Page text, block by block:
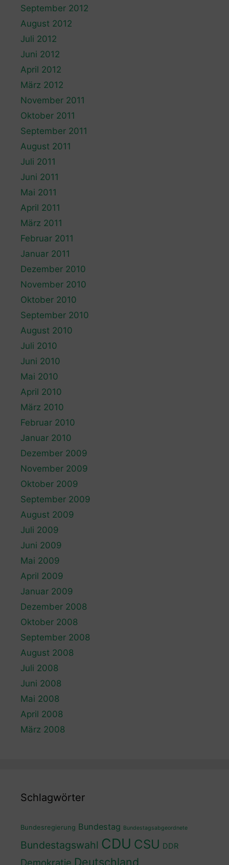
September 2012
August 2012
Juli 2012
Juni 2012
April 2012
März 2012
November 2011
Oktober 2011
September 2011
August 2011
Juli 2011
Juni 2011
Mai 2011
April 2011
März 2011
Februar 2011
Januar 2011
Dezember 2010
November 2010
Oktober 2010
September 2010
August 2010
Juli 2010
Juni 2010
Mai 2010
April 2010
März 2010
Februar 2010
Januar 2010
Dezember 2009
November 2009
Oktober 2009
September 2009
August 2009
Juli 2009
Juni 2009
Mai 2009
April 2009
Januar 2009
Dezember 2008
Oktober 2008
September 2008
August 2008
Juli 2008
Juni 2008
Mai 2008
April 2008
März 2008
Schlagwörter
Bundesregierung Bundestag Bundestagsabgeordnete
Bundestagswahl CDU CSU DDR
Demokratie Deutschland